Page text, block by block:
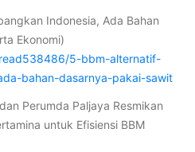
Indonesia, Ada Bahan
Ekonomi)
5-bbm-alternatif-
bahan-dasarnya-pakai-sawit
Perumda Paljaya Resmikan
untuk Efisiensi BBM